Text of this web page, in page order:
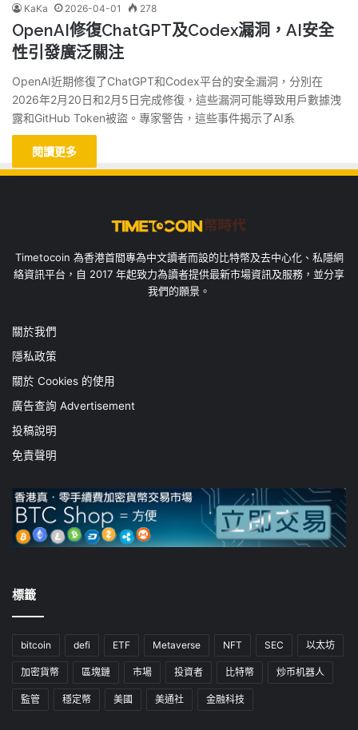
KaKa 2026-04-01 278
OpenAI修復ChatGPT及Codex漏洞，AI安全
性引發廣泛關注
OpenAI近期修復了ChatGPT和Codex平台的安全漏洞，分別在
2026年2月20日和2月5日完成修復，這些漏洞可能導致用戶數據洩
露和GitHub Token被盜。專家警告，這些事件揭示了AI系
閱讀更多
Timetocoin 為香港首間專為中文讀者而設的比特幣及去中心化、私隱網
絡資訊平台，自 2017 年起致力為讀者提供最新市場資訊及服務，並分享
我們的願景。
關於我們
隱私政策
關於 Cookies 的使用
廣告查詢 Advertisement
投稿說明
免責聲明
標籤
bitcoin defi ETF Metaverse NFT SEC 以太坊
加密貨幣 區塊鏈 市場 投資者 比特幣 炒币机器人
監管 穩定幣 美國 美通社 金融科技